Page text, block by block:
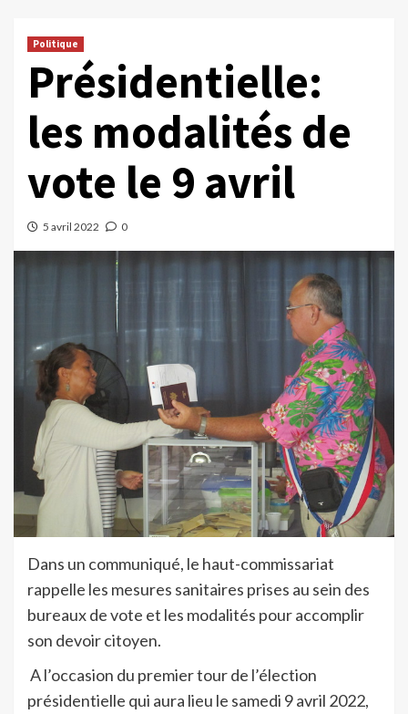
Politique
Présidentielle:
les modalités de
vote le 9 avril
5 avril 2022 0
Dans un communiqué, le haut-commissariat
rappelle les mesures sanitaires prises au sein des
bureaux de vote et les modalités pour accomplir
son devoir citoyen.
A l’occasion du premier tour de l’élection
présidentielle qui aura lieu le samedi 9 avril 2022,